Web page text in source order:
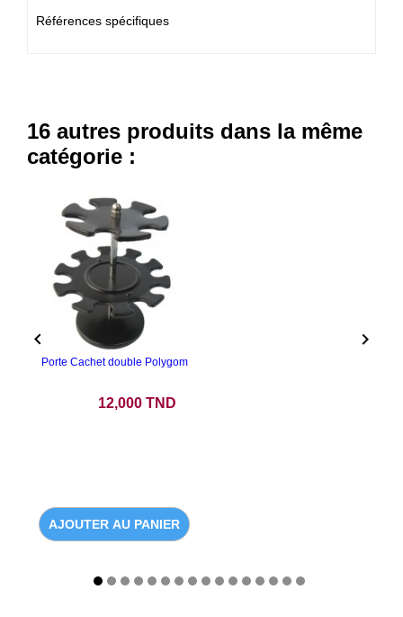
Références spécifiques
16 autres produits dans la même
catégorie :
Porte Cachet double Polygom
12,000 TND
AJOUTER AU PANIER
 